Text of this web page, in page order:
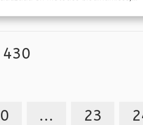
la Humanidad,...
... 23